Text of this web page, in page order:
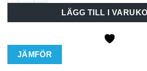
LÄGG TILL I
JÄMFÖR